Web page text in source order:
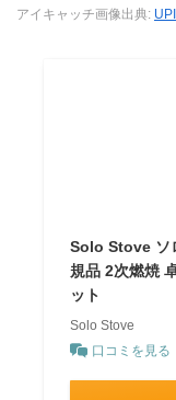
アイキャッチ画像出典: UPI
Solo Stove ソ
規品 2次燃焼
ット
Solo Stove
口コミを見る